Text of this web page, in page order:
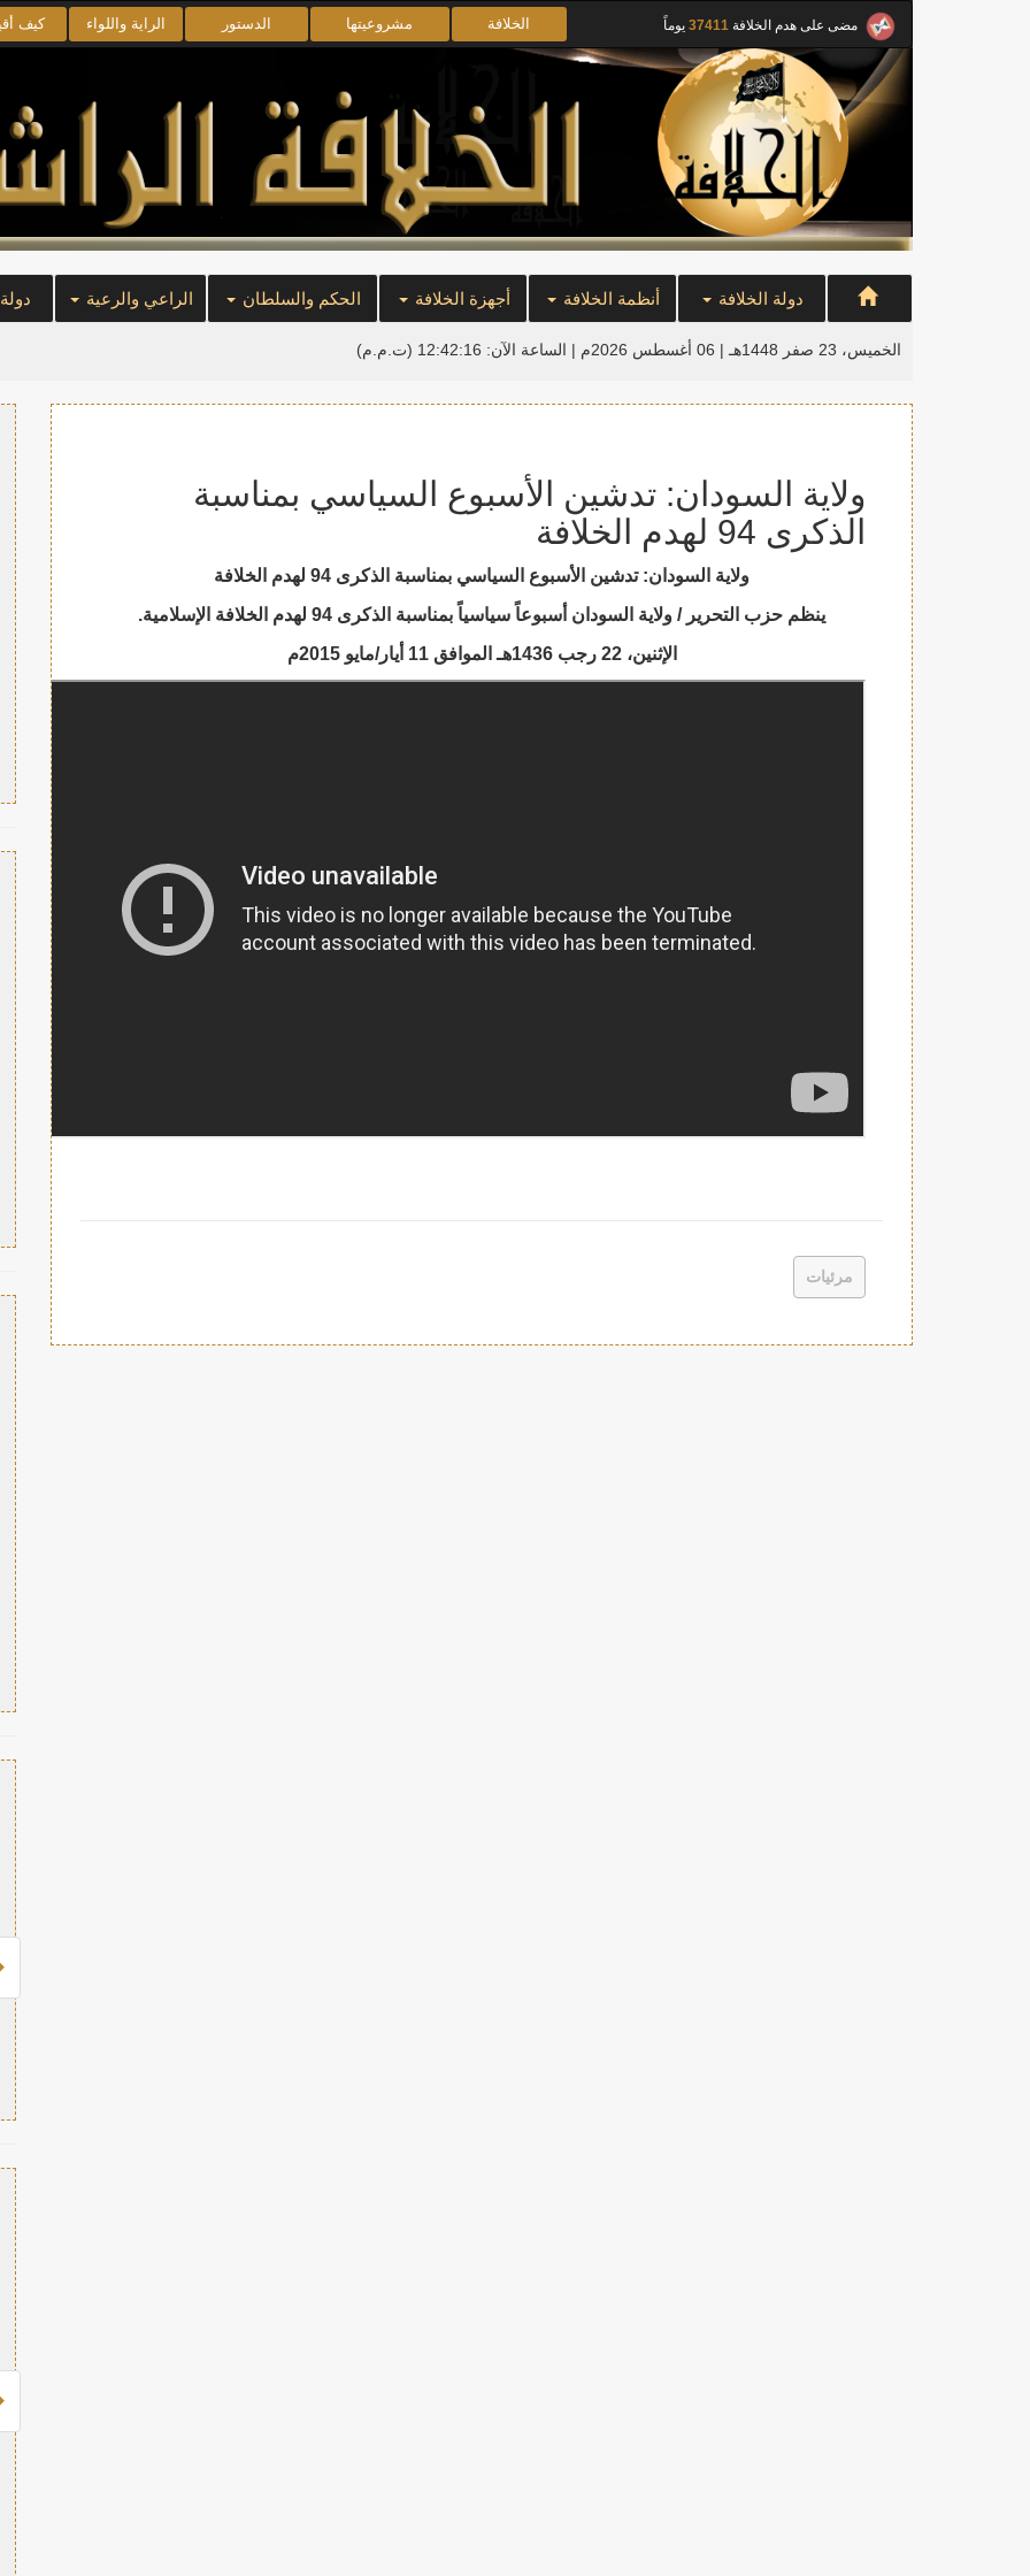
مضى على هدم الخلافة 37411 يوماً الخلافة مشروعيتها الدستور الراية واللواء كيف
دولة الخلافة أنظمة الخلافة أجهزة الخلافة الحكم والسلطان الراعي والرعية
الخميس، 23 صفر 1448هـ | 06 أغسطس 2026م | الساعة الآن: 12:42:17 (ت.م.م)
ولاية السودان: تدشين الأسبوع السياسي بمناسبة
الذكرى 94 لهدم الخلافة
ولاية السودان: تدشين الأسبوع السياسي بمناسبة الذكرى 94 لهدم الخلافة
ينظم حزب التحرير / ولاية السودان أسبوعاً سياسياً بمناسبة الذكرى 94 لهدم الخلافة الإسلامية.
الإثنين، 22 رجب 1436هـ الموافق 11 أيار/مايو 2015م
مرئيات